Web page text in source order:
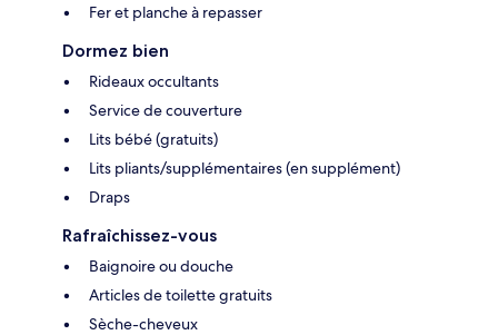
Fer et planche à repasser
Dormez bien
Rideaux occultants
Service de couverture
Lits bébé (gratuits)
Lits pliants/supplémentaires (en supplément)
Draps
Rafraîchissez-vous
Baignoire ou douche
Articles de toilette gratuits
Sèche-cheveux